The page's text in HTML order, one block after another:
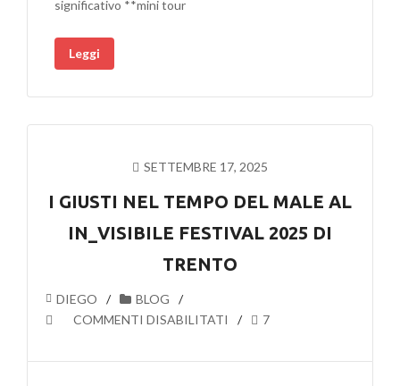
IN
TOUR:
DA
TRENTO
CAMPONOGARA
significativo **mini tour
Leggi
SETTEMBRE 17, 2025
I GIUSTI NEL TEMPO DEL MALE AL
IN_VISIBILE FESTIVAL 2025 DI
TRENTO
DIEGO
BLOG
COMMENTI DISABILITATI
SU
GIUSTI
7